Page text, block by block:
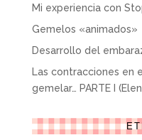
Mi experiencia con
Gemelos «animados»
Desarrollo del
Las contracciones en
gemelar… PARTE I